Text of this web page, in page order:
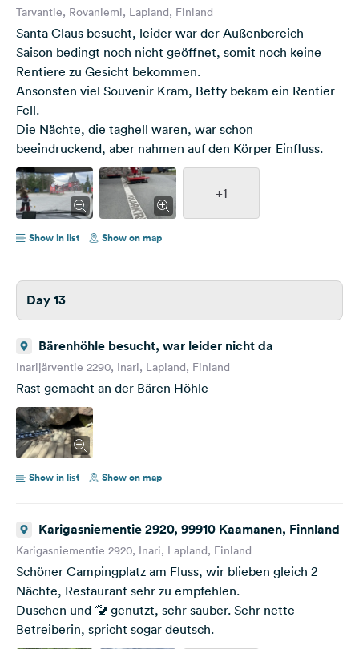
Santa Claus Polarkreis
Tarvantie, Rovaniemi, Lapland, Finland
Santa Claus besucht, leider war der Außenbereich
Saison bedingt noch nicht geöffnet, somit noch keine
Rentiere zu Gesicht bekommen.
Ansonsten viel Souvenir Kram, Betty bekam ein Rentier
Fell.
Die Nächte, die taghell waren, war schon
beeindruckend, aber nahmen auf den Körper Einfluss.
+1
Show in list Show on map
Day 13
Bärenhöhle besucht, war leider nicht da
Inarijärventie 2290, Inari, Lapland, Finland
Rast gemacht an der Bären Höhle
Show in list Show on map
Karigasniementie 2920, 99910 Kaamanen, Finnland
Karigasniementie 2920, Inari, Lapland, Finland
Schöner Campingplatz am Fluss, wir blieben gleich 2
Nächte, Restaurant sehr zu empfehlen.
Duschen und 🚾 genutzt, sehr sauber. Sehr nette
Betreiberin, spricht sogar deutsch.